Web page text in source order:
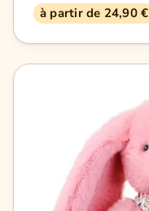
à partir de 24,90 €